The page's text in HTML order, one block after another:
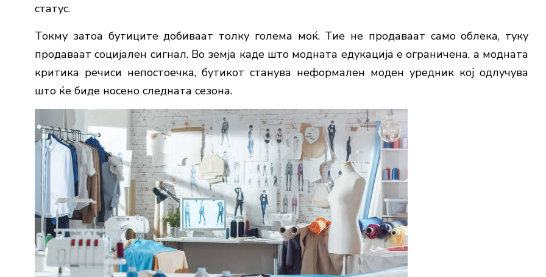
статус.
Токму затоа бутиците добиваат толку голема моќ. Тие не продаваат само облека, туку
продаваат социјален сигнал. Во земја каде што модната едукација е ограничена, а модната
критика речиси непостоечка, бутикот станува неформален моден уредник кој одлучува
што ќе биде носено следната сезона.